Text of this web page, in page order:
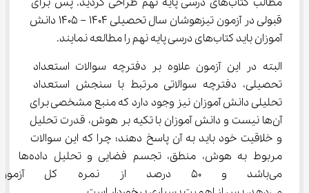
قبولی در آزمون تیزهوشان سال تحصیلی 1404 – 1405 دانش
آموزان باید کتاب‌های درسی پایه نهم را مطالعه نمایند.
البته در این آزمون علاوه بر دفترچه سوالات استعداد
تحصیلی، دفترچه سوالاتی مرتبط با سنجش استعداد
تحلیلی دانش آموزان نیز وجود دارد که منبع مشخصی برای
آن‌ها نیست و دانش آموزان با تکیه بر هوش، قدرت تحلیل
و خلاقیت خود باید به آن پاسخ دهند؛ چرا که این سوالات
مربوط به هوش، منطق، تجسم فضایی و تحلیل داده‌ها
می‌باشد و 50 درصد از نمره